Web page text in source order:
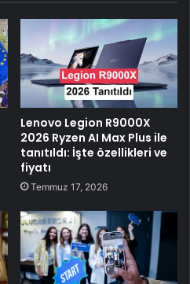
Lenovo Legion R9000X
2026 Ryzen AI Max Plus ile
tanıtıldı: İşte özellikleri ve
fiyatı
Temmuz 17, 2026